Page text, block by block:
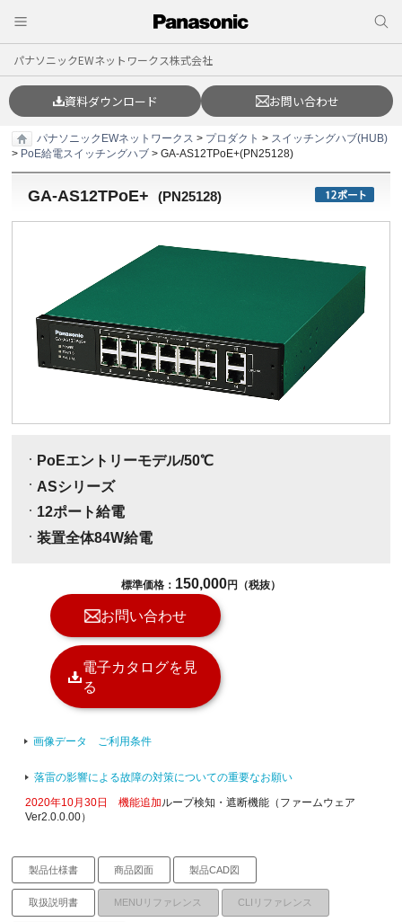
パナソニックEWネットワークス株式会社
資料ダウンロード お問い合わせ
パナソニックEWネットワークス > プロダクト > スイッチングハブ(HUB)
> PoE給電スイッチングハブ > GA-AS12TPoE+(PN25128)
GA-AS12TPoE+ (PN25128)
画像データ ご利用条件
PoEエントリーモデル/50℃
ASシリーズ
12ポート給電
装置全体84W給電
標準価格： 150,000円（税抜）
お問い合わせ
電子カタログを見
る
落雷の影響による故障の対策についての重要なお願い
2020年10月30日 機能追加 ループ検知・遮断機能（ファームウェア
Ver2.0.0.00）
製品仕様書 商品図面 製品CAD図
取扱説明書 MENUリファレンス CLIリファレンス